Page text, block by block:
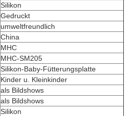
Silikon
Gedruckt
umweltfreundlich
China
MHC
MHC-SM205
Silikon-Baby-Fütterungsplatte
Kinder u. Kleinkinder
als Bildshows
als Bildshows
Silikon